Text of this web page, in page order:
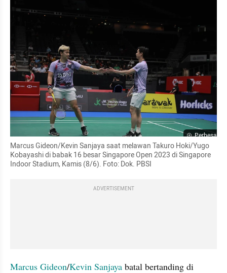
Perbesar
Marcus Gideon/Kevin Sanjaya saat melawan Takuro Hoki/Yugo
Kobayashi di babak 16 besar Singapore Open 2023 di Singapore
Indoor Stadium, Kamis (8/6). Foto: Dok. PBSI
ADVERTISEMENT
Marcus Gideon/Kevin Sanjaya